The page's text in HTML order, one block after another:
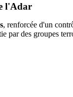
l'Adar
, renforcée d'un
par des groupes